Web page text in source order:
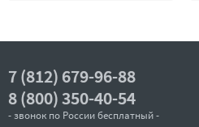
7 (812) 679-96-88
8 (800) 350-40-54
- звонок по России бесплатный -